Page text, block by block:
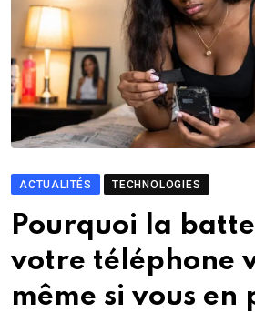
ACTUALITÉS TECHNOLOGIES
Pourquoi la
votre téléphone
même si vous en